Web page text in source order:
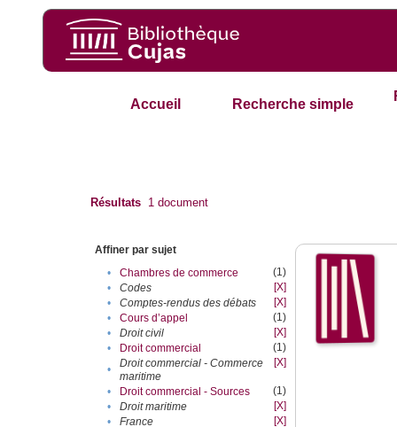
Accueil Recherche simple
Résultats 1 document
Affiner par sujet
•
Chambres de commerce
(1)
•
Codes
[X]
•
Comptes-rendus des débats
[X]
•
Cours d’appel
(1)
•
Droit civil
[X]
•
Droit commercial
(1)
•
Droit commercial - Commerce
maritime
[X]
• Droit commercial - Sources
(1)
•
Droit maritime
[X]
•
France
[X]